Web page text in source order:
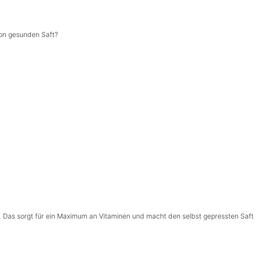
gesunden Saft?
sorgt für ein Maximum an Vitaminen und macht den selbst gepressten Saft